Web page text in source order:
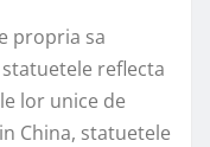
propria sa
reflecta
lor unice de
China, statuetele